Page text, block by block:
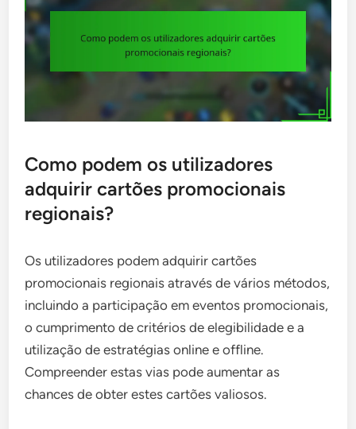
Como podem os utilizadores
adquirir cartões promocionais
regionais?
Os utilizadores podem adquirir cartões
promocionais regionais através de vários métodos,
incluindo a participação em eventos promocionais,
o cumprimento de critérios de elegibilidade e a
utilização de estratégias online e offline.
Compreender estas vias pode aumentar as
chances de obter estes cartões valiosos.